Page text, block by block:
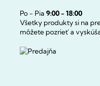
Po - Pia 9:00 - 18:00
Všetky produkty si na
môžete pozrieť a